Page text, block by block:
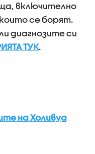
включително
се борят.
диагнозите си
ТУК.
на Холивуд